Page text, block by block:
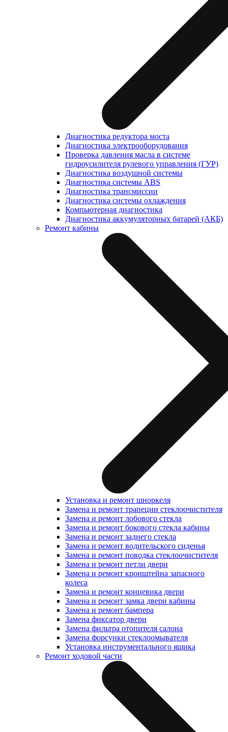
Диагностика редуктора моста
Диагностика электрооборудования
Проверка давления масла в системе
гидроусилителя рулевого управления (ГУР)
Диагностика воздушной системы
Диагностика системы ABS
Диагностика трансмиссии
Диагностика системы охлаждения
Компьютерная диагностика
Диагностика аккумуляторных батарей (АКБ)
Ремонт кабины
Установка и ремонт шноркеля
Замена и ремонт трапеции стеклоочистителя
Замена и ремонт лобового стекла
Замена и ремонт бокового стекла кабины
Замена и ремонт заднего стекла
Замена и ремонт водительского сиденья
Замена и ремонт поводка стеклоочистителя
Замена и ремонт петли двери
Замена и ремонт кронштейна запасного
колеса
Замена и ремонт концевика двери
Замена и ремонт замка двери кабины
Замена и ремонт бампера
Замена фиксатор двери
Замена фильтра отопителя салона
Замена форсунки стеклоомывателя
Установка инструментального ящика
Ремонт ходовой части